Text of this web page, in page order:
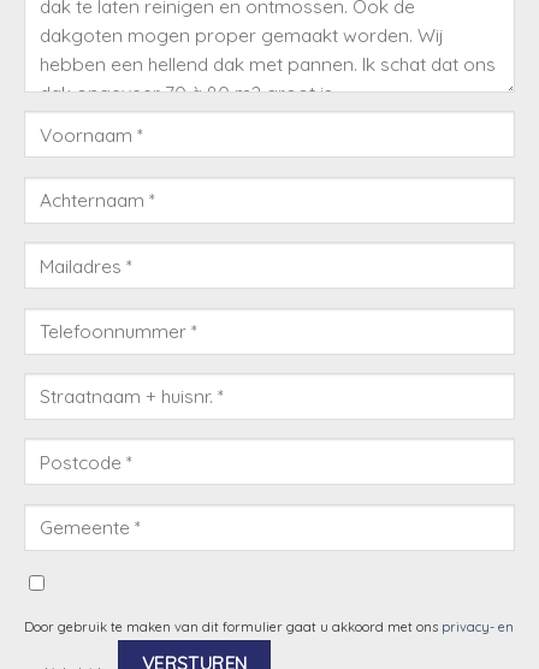
Door gebruik te maken van dit formulier gaat u akkoord met ons privacy- en